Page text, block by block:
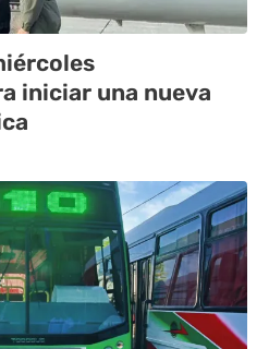
iniciar una nueva